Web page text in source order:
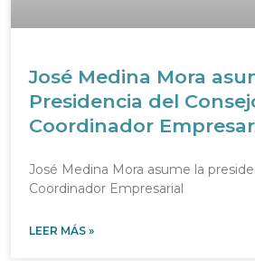
José Medina Mora
Presidencia del
Coordinador
José Medina Mora asume la
Coordinador Empresarial
LEER MÁS »